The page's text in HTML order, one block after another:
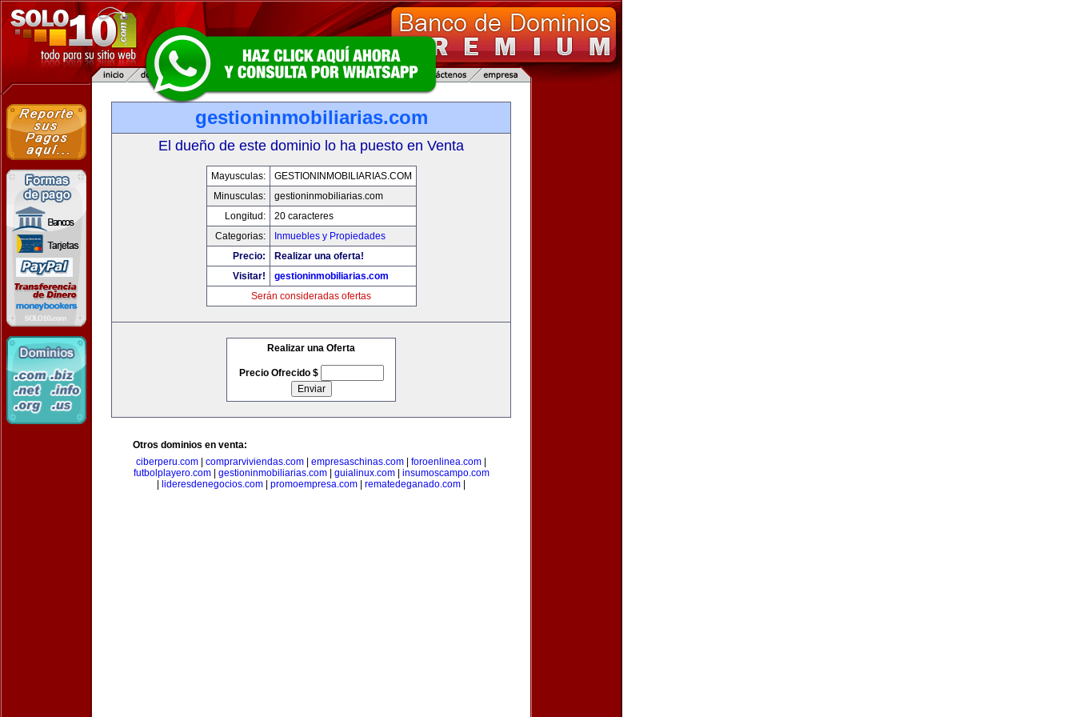
gestioninmobiliarias.com
El dueño de este dominio lo ha puesto en Venta
Mayusculas:
GESTIONINMOBILIARIAS.COM
Minusculas:
gestioninmobiliarias.com
Longitud:
20 caracteres
Categorias:
Inmuebles y Propiedades
Precio:
Realizar una oferta!
Visitar!
gestioninmobiliarias.com
Serán consideradas ofertas
Realizar una Oferta
Precio Ofrecido $
Otros dominios en venta:
ciberperu.com
comprarviviendas.com empresaschinas.com foroenlinea.com
futbolplayero.com| gestioninmobiliarias.com| guialinux.com| insumoscampo.com
lideresdenegocios.com promoempresa.com rematedeganado.com